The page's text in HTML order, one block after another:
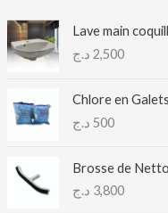
Lave main
2,500 د.ج
Chlore en
500 د.ج
Brosse de
3,800 د.ج